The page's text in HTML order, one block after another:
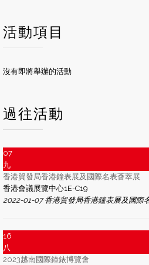
活動項目
沒有即將舉辦的活動
過往活動
07
九
香港貿發局香港鐘表展及國際名表薈萃展
香港會議展覽中心1E-C19
2022-01-07 香港貿發局香港鐘表展及國際
16
八
2023越南國際鐘錶博覽會